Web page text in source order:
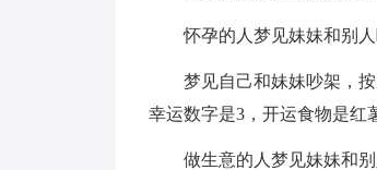
怀孕的人梦见妹妹和别
梦见自己和妹妹吵架，
幸运数字是3，开运食物是红
做生意的人梦见妹妹和